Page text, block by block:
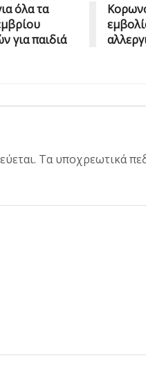
όλα τα
για παιδιά
Τα υποχρεωτικά